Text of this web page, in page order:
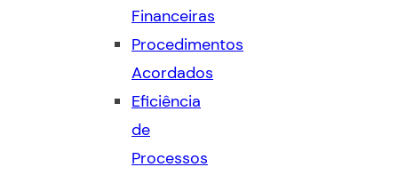
Financeiras
Procedimentos
Acordados
Eficiência
de
Processos